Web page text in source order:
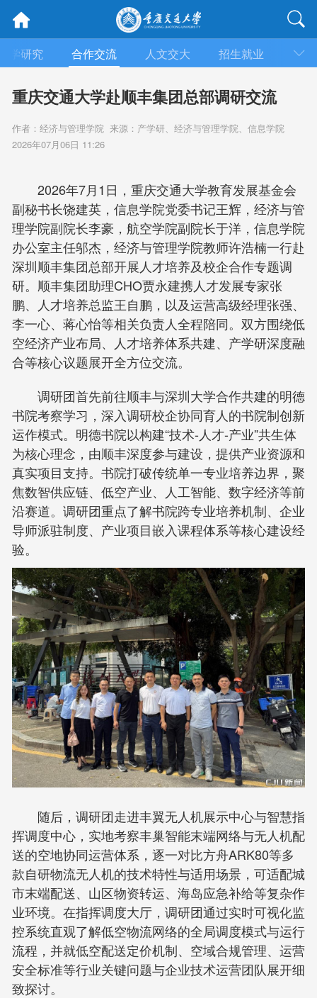
学研究 合作交流 人文交大 招生就业 学
重庆交通大学赴顺丰集团总部调研交流
作者：经济与管理学院 来源：产学研、经济与管理学院、信息学院
2026年07月06日 11:26
2026年7月1日，重庆交通大学教育发展基金会
副秘书长饶建英，信息学院党委书记王辉，经济与管
理学院副院长李豪，航空学院副院长于洋，信息学院
办公室主任邬杰，经济与管理学院教师许浩楠一行赴
深圳顺丰集团总部开展人才培养及校企合作专题调
研。顺丰集团助理CHO贾永建携人才发展专家张
鹏、人才培养总监王自鹏，以及运营高级经理张强、
李一心、蒋心怡等相关负责人全程陪同。双方围绕低
空经济产业布局、人才培养体系共建、产学研深度融
合等核心议题展开全方位交流。
调研团首先前往顺丰与深圳大学合作共建的明德
书院考察学习，深入调研校企协同育人的书院制创新
运作模式。明德书院以构建“技术-人才-产业”共生体
为核心理念，由顺丰深度参与建设，提供产业资源和
真实项目支持。书院打破传统单一专业培养边界，聚
焦数智供应链、低空产业、人工智能、数字经济等前
沿赛道。调研团重点了解书院跨专业培养机制、企业
导师派驻制度、产业项目嵌入课程体系等核心建设经
验。
随后，调研团走进丰翼无人机展示中心与智慧指
挥调度中心，实地考察丰巢智能末端网络与无人机配
送的空地协同运营体系，逐一对比方舟ARK80等多
款自研物流无人机的技术特性与适用场景，可适配城
市末端配送、山区物资转运、海岛应急补给等复杂作
业环境。在指挥调度大厅，调研团通过实时可视化监
控系统直观了解低空物流网络的全局调度模式与运行
流程，并就低空配送定价机制、空域合规管理、运营
安全标准等行业关键问题与企业技术运营团队展开细
致探讨。